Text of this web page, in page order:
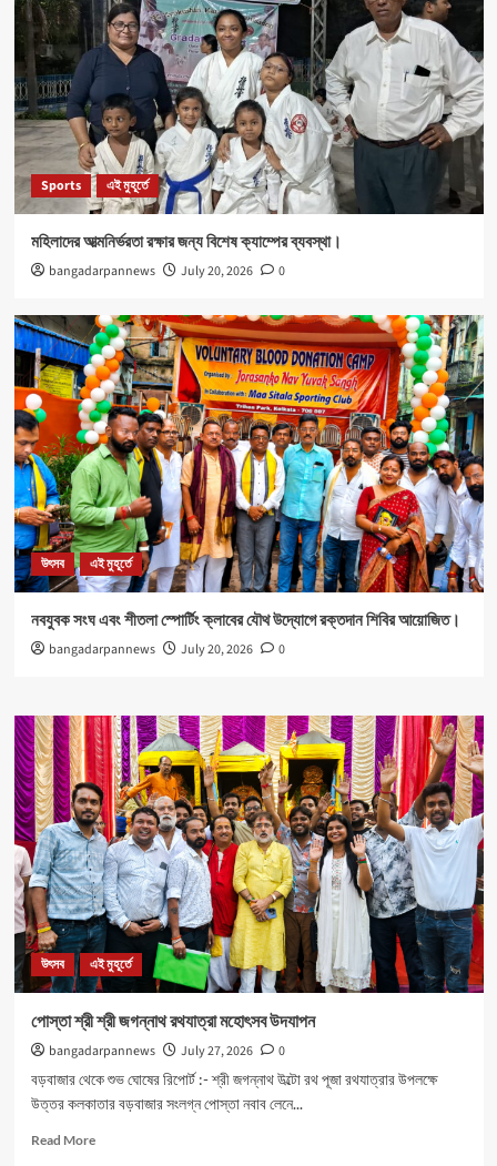
Sports এই মুহূর্তে
মহিলাদের আত্মনির্ভরতা রক্ষার জন্য বিশেষ ক্যাম্পের ব্যবস্থা।
bangadarpannews July 20, 2026 0
উৎসব এই মুহূর্তে
নবযুবক সংঘ এবং শীতলা স্পোর্টিং ক্লাবের যৌথ উদ্যোগে রক্তদান শিবির আয়োজিত।
bangadarpannews July 20, 2026 0
উৎসব এই মুহূর্তে
পোস্তা শ্রী শ্রী জগন্নাথ রথযাত্রা মহোৎসব উদযাপন
bangadarpannews July 27, 2026
0
বড়বাজার থেকে শুভ ঘোষের রিপোর্ট :- শ্রী জগন্নাথ উল্টো রথ পূজা রথযাত্রার উপলক্ষে
উত্তর কলকাতার বড়বাজার সংলগ্ন পোস্তা নবাব লেনে...
Read MoreRead